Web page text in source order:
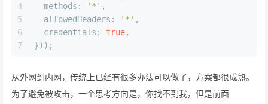
4
5
6
7
methods : '*' ,
allowedHeaders : '*' ,
credentials : true,
}));
从外网到内网，传统上已经有很多办法可以做了，方案都很成熟。
为了避免被攻击，一个思考方向是，你找不到我，但是前面